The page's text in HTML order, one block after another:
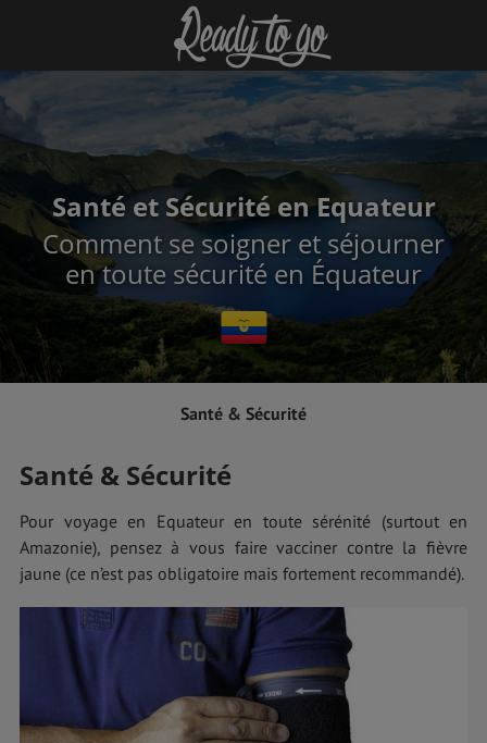
Santé et Sécurité en Equateur
Comment se soigner et séjourner
en toute sécurité en Équateur
Santé & Sécurité
Santé & Sécurité
Pour voyage en Equateur en toute sérénité (surtout en
Amazonie), pensez à vous faire vacciner contre la fièvre
jaune (ce n’est pas obligatoire mais fortement recommandé).